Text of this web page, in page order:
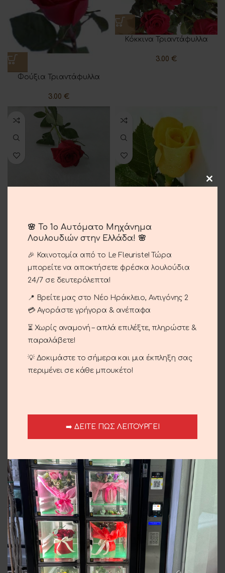
Φούξια Τριαντάφυλλα
3.00 €
Κόκκινα Τριαντάφυλλα
3.00 €
3.00
Κίτρινα Τριαντάφυλλα
3.00
Μπαλόνια Με Ονόματα
Κόκκινα Τριαντάφυλλα
4.00€
Lacta Love
5.00 €
🌸 Το 1ο Αυτόματο Μηχάνημα
Λουλουδιών στην Ελλάδα! 🌸
🎉 Καινοτομία από το Le Fleuriste! Τώρα
μπορείτε να αποκτήσετε φρέσκα λουλούδια
24/7 σε δευτερόλεπτα!
📍 Βρείτε μας στο Νέο Ηράκλειο, Αντιγόνης 2
💳 Αγοράστε γρήγορα & ανέπαφα
⏳ Χωρίς αναμονή – απλά επιλέξτε, πληρώστε &
παραλάβετε!
💡 Δοκιμάστε το σήμερα και μια έκπληξη σας
περιμένει σε κάθε μπουκέτο!
➡️ ΔΕΙΤΕ ΠΩΣ ΛΕΙΤΟΥΡΓΕΙ